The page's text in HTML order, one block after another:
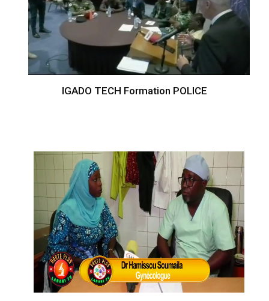
IGADO TECH Formation POLICE